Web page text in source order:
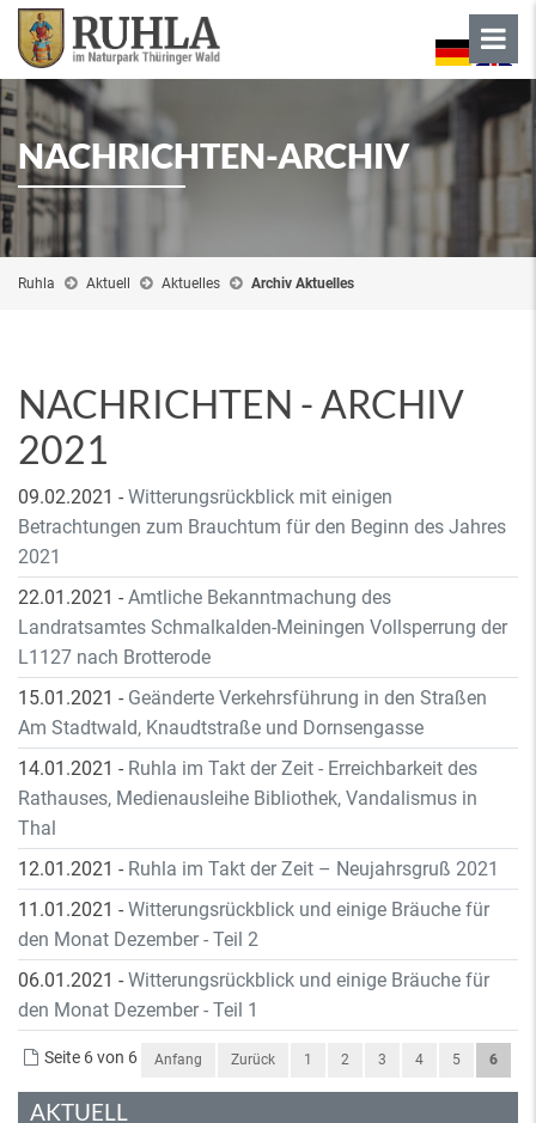
NACHRICHTEN-ARCHIV
Ruhla Aktuell Aktuelles Archiv Aktuelles
NACHRICHTEN - ARCHIV
2021
09.02.2021 - Witterungsrückblick mit einigen
Betrachtungen zum Brauchtum für den Beginn des Jahres
2021
22.01.2021 - Amtliche Bekanntmachung des
Landratsamtes Schmalkalden-Meiningen Vollsperrung der
L1127 nach Brotterode
15.01.2021 - Geänderte Verkehrsführung in den Straßen
Am Stadtwald, Knaudtstraße und Dornsengasse
14.01.2021 - Ruhla im Takt der Zeit - Erreichbarkeit des
Rathauses, Medienausleihe Bibliothek, Vandalismus in
Thal
12.01.2021 - Ruhla im Takt der Zeit – Neujahrsgruß 2021
11.01.2021 - Witterungsrückblick und einige Bräuche für
den Monat Dezember - Teil 2
06.01.2021 - Witterungsrückblick und einige Bräuche für
den Monat Dezember - Teil 1
Seite 6 von 6 Anfang Zurück 1 2 3 4 5 6
AKTUELL